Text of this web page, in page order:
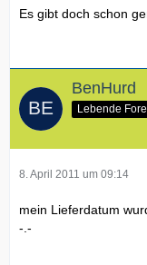
Es gibt doch schon
BenHurd
Lebende
8. April 2011 um 09:14
mein Lieferdatum
-.-